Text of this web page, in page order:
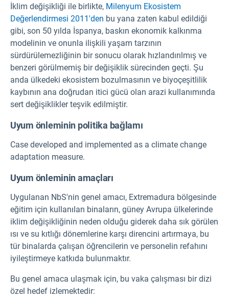
İklim değişikliği ile birlikte, Milenyum Ekosistem
Değerlendirmesi 2011'den bu yana zaten kabul edildiği
gibi, son 50 yılda İspanya, baskın ekonomik kalkınma
modelinin ve onunla ilişkili yaşam tarzının
sürdürülemezliğinin bir sonucu olarak hızlandırılmış ve
benzeri görülmemiş bir değişiklik sürecinden geçti. Şu
anda ülkedeki ekosistem bozulmasının ve biyoçeşitlilik
kaybının ana doğrudan itici gücü olan arazi kullanımında
sert değişiklikler teşvik edilmiştir.
Uyum önleminin politika bağlamı
Case developed and implemented as a climate change
adaptation measure.
Uyum önleminin amaçları
Uygulanan NbS'nin genel amacı, Extremadura bölgesinde
eğitim için kullanılan binaların, güney Avrupa ülkelerinde
iklim değişikliğinin neden olduğu giderek daha sık görülen
ısı ve su kıtlığı dönemlerine karşı direncini artırmaya, bu
tür binalarda çalışan öğrencilerin ve personelin refahını
iyileştirmeye katkıda bulunmaktır.
Bu genel amaca ulaşmak için, bu vaka çalışması bir dizi
özel hedef izlemektedir: